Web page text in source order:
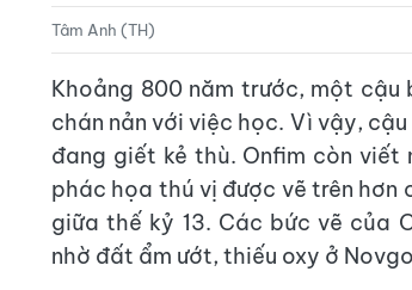
Tâm Anh (TH)
Khoảng 800 năm trước, một cậu
chán nản với việc học. Vì vậy,
đang giết kẻ thù. Onfim còn viết
phác họa thú vị được vẽ trên hơn
giữa thế kỷ 13. Các bức vẽ của
nhờ đất ẩm ướt, thiếu oxy ở